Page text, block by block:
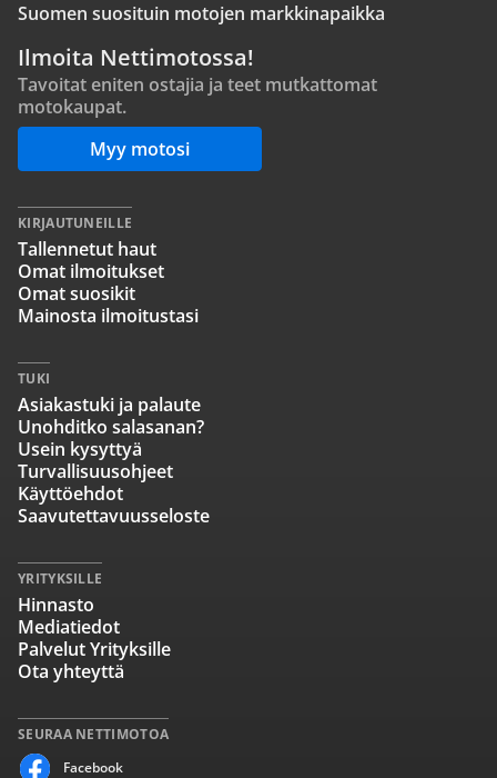
Suomen suosituin motojen markkinapaikka
Ilmoita Nettimotossa!
Tavoitat eniten ostajia ja teet mutkattomat
motokaupat.
Myy motosi
SEURAA NETTIMOTOA
Facebook
KIRJAUTUNEILLE
Tallennetut haut
Omat ilmoitukset
Omat suosikit
Mainosta ilmoitustasi
TUKI
Asiakastuki ja palaute
Unohditko salasanan?
Usein kysyttyä
Turvallisuusohjeet
Käyttöehdot
Saavutettavuusseloste
YRITYKSILLE
Hinnasto
Mediatiedot
Palvelut Yrityksille
Ota yhteyttä